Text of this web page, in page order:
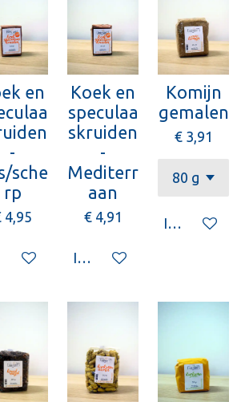
en
-
sche
rp
4,95
Koek en
speculaa
skruiden
-
Mediterr
aan
€ 4,91
In winkelwagen
Komijn
gemalen
€ 3,91
In